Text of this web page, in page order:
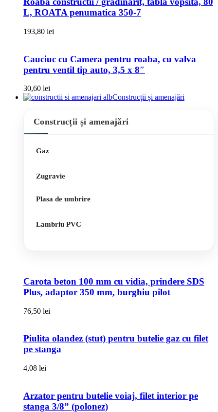
L, ROATA penumatica 350-7
193,80 lei
Cauciuc cu Camera pentru roaba, cu valva
pentru ventil tip auto, 3,5 x 8″
30,60 lei
Construcții și amenajări
Construcții și amenajări
Gaz
Zugravie
Plasa de umbrire
Lambriu PVC
Carota beton 100 mm cu vidia, prindere SDS
Plus, adaptor 350 mm, burghiu pilot
76,50 lei
Piulita olandez (stut) pentru butelie gaz cu filet
pe stanga
4,08 lei
Arzator pentru butelie voiaj, filet interior pe
stanga 3/8” (polonez)